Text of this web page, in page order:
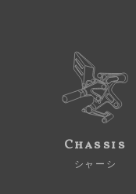
Chassis
シャーシ